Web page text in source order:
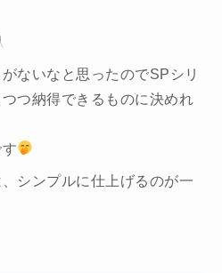
ないなと思ったのでSPシリ
つ納得できるものに決めれ
シンプルに仕上げるのが一